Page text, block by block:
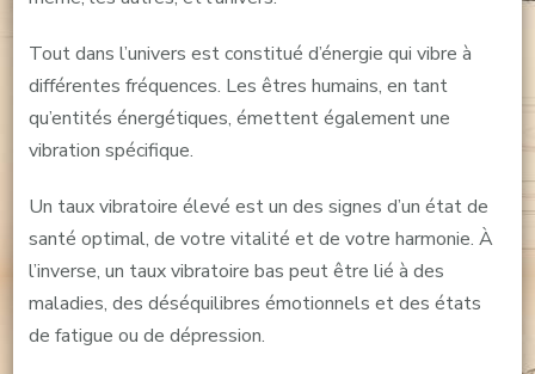
Tout dans l’univers est constitué d’énergie qui vibre à
différentes fréquences. Les êtres humains, en tant
qu’entités énergétiques, émettent également une
vibration spécifique.
Un taux vibratoire élevé est un des signes d’un état de
santé optimal, de votre vitalité et de votre harmonie. À
l’inverse, un taux vibratoire bas peut être lié à des
maladies, des déséquilibres émotionnels et des états
de fatigue ou de dépression.